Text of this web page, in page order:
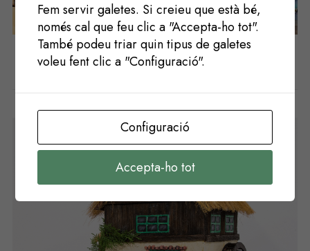
Anterior Següent
Potser t'agradaria
Fem servir galetes. Si creieu que està bé,
només cal que feu clic a "Accepta-ho tot".
També podeu triar quin tipus de galetes
voleu fent clic a "Configuració".
Configuració
Accepta-ho tot